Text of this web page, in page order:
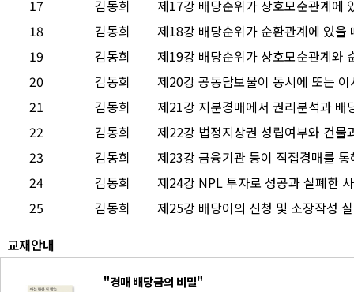
17
김동희
제17강 배당순위가 상호모순관계에
18
김동희
제18강 배당순위가 순환관계에 있을
19
김동희
제19강 배당순위가 상호모순관계와
20
김동희
제20강 공동담보물이 동시에 또는
21
김동희
제21강 지분경매에서 권리분석과
22
김동희
제22강 법정지상권 성립여부와 건물
23
김동희
제23강 금융기관 등이 직접경매를
24
김동희
제24강 NPL 투자로 성공과 실폐한
25
김동희
제25강 배당이의 신청 및 소장작성
교재안내
"경매 배당금의 비밀"